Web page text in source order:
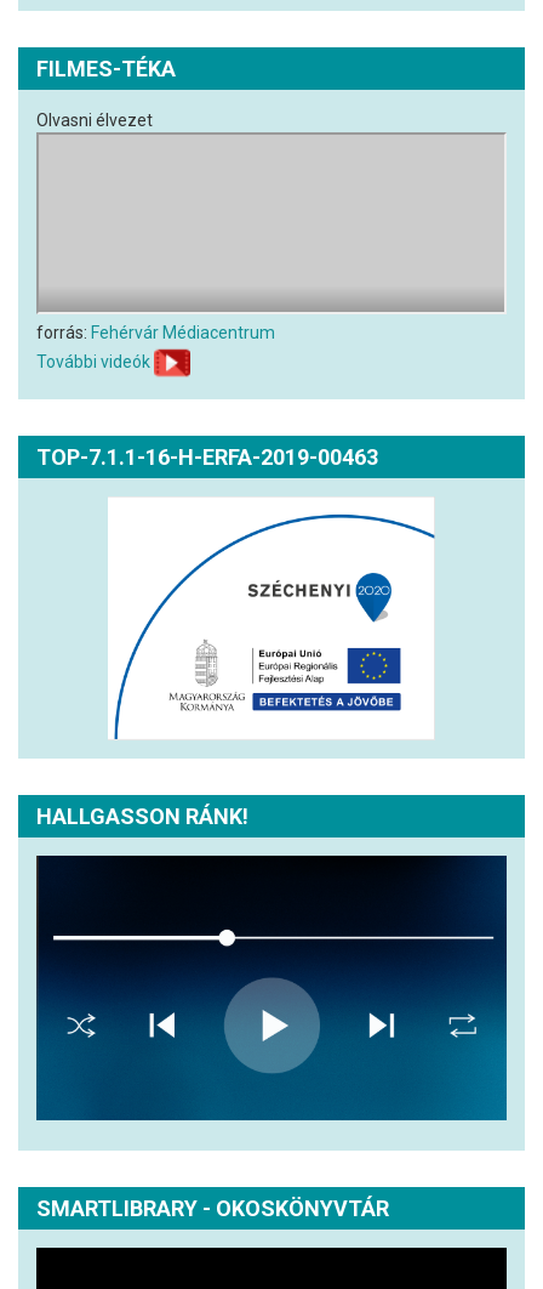
FILMES-TÉKA
Olvasni élvezet
forrás: Fehérvár Médiacentrum
További videók
TOP-7.1.1-16-H-ERFA-2019-00463
HALLGASSON RÁNK!
SMARTLIBRARY - OKOSKÖNYVTÁR